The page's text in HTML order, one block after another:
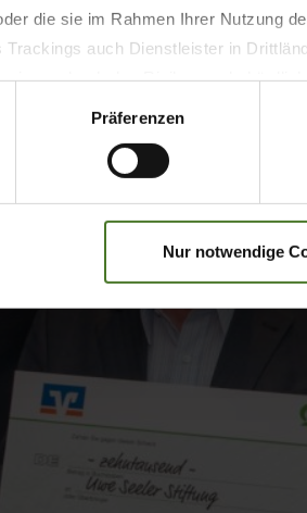
die sie im Rahmen Ihrer Nutzung
auch Dienstleister in
ein, wodurch das Risiko von
Präferenzen
Nur notwendige